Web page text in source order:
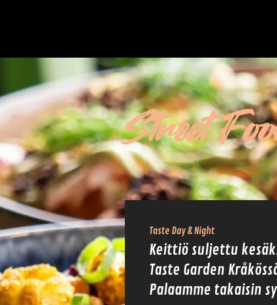
Street
Taste Day & Night
Keittiö suljettu
Taste Garden
Palaamme takaisin